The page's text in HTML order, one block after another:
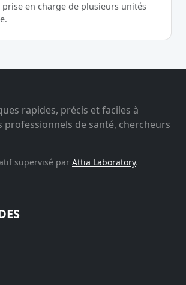
prise en charge de plusieurs unités
rapides, précis et faciles à
professionnels de santé, chercheurs
supervisé par Attia Laboratory.